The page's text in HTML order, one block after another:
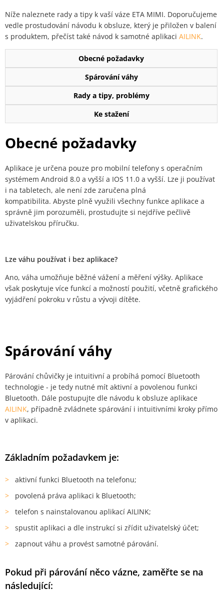
Níže naleznete rady a tipy k vaší váze ETA MIMI. Doporučujeme
vedle prostudování návodu k obsluze, který je přiložen v balení
s produktem, přečíst také návod k samotné aplikaci AILINK.
Obecné požadavky
Spárování váhy
Rady a tipy, problémy
Ke stažení
Obecné požadavky
Aplikace je určena pouze pro mobilní telefony s operačním
systémem Android 8.0 a vyšší a IOS 11.0 a vyšší. Lze ji používat
i na tabletech, ale není zde zaručena plná
kompatibilita. Abyste plně využili všechny funkce aplikace a
správně jim porozuměli, prostudujte si nejdříve pečlivě
uživatelskou příručku.
Lze váhu používat i bez aplikace?
Ano, váha umožňuje běžné vážení a měření výšky. Aplikace
však poskytuje více funkcí a možností použití, včetně grafického
vyjádření pokroku v růstu a vývoji dítěte.
Spárování váhy
Párování chůvičky je intuitivní a probíhá pomocí Bluetooth
technologie - je tedy nutné mít aktivní a povolenou funkci
Bluetooth. Dále postupujte dle návodu k obsluze aplikace
AILINK, případně zvládnete spárování i intuitivními kroky přímo
v aplikaci.
Základním požadavkem je:
aktivní funkci Bluetooth na telefonu;
povolená práva aplikaci k Bluetooth;
telefon s nainstalovanou aplikací AILINK;
spustit aplikaci a dle instrukcí si zřídit uživatelský účet;
zapnout váhu a provést samotné párování.
Pokud při párování něco vázne, zaměřte se na
následující: